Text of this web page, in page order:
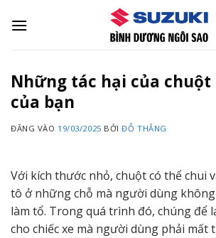
qua
Những tác hại của
của bạn
ĐĂNG VÀO 19/03/2025 BỞIĐỖ THẮNG
Với kích thước nhỏ, chuột có thể chui
tô ở những chỗ mà người dùng
làm tổ. Trong quá trình đó, chúng để
cho chiếc xe mà người dùng phải mất